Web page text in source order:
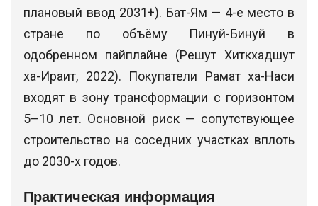
плановый ввод 2031+). Бат-Ям — 4-е место в
стране по объёму Пинуй-Бинуй в
одобренном пайплайне (Решут Хиткхадшут
ха-Ираит, 2022). Покупатели Рамат ха-Наси
входят в зону трансформации с горизонтом
5–10 лет. Основной риск — сопутствующее
строительство на соседних участках вплоть
до 2030-х годов.
Практическая информация